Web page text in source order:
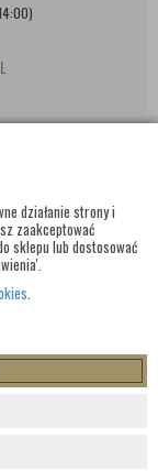
działanie strony i
zaakceptować
sklepu lub dostosować
.